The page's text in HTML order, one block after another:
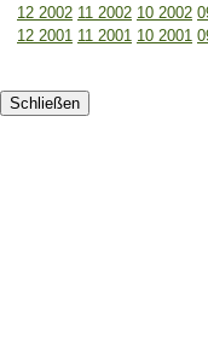
12 2002 11 2002 10 2002
12 2001 11 2001 10 2001